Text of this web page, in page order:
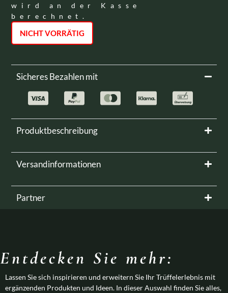
wird an der Kasse
berechnet.
NICHT VORRÄTIG
Sicheres Bezahlen mit
Produktbeschreibung
Versandinformationen
Partner
Entdecken Sie mehr:
Lassen Sie sich inspirieren und erweitern Sie Ihr Trüffelerlebnis mit
ergänzenden Produkten und Ideen. In dieser Auswahl finden Sie alles,